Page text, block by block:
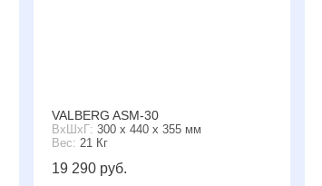
VALBERG ASM-30
ВxШxГ: 300 x 440 x 355 мм
Вес: 21 Кг
19 290 руб.